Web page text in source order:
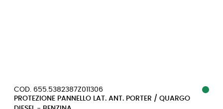
COD. 655.5382387Z011306
PROTEZIONE PANNELLO LAT. ANT. PORTER / QUARGO